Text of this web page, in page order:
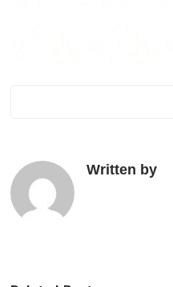
Written by